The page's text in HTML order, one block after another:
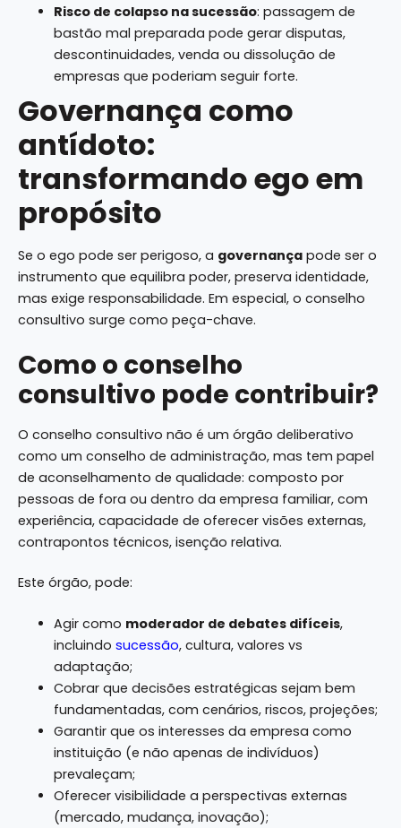
Risco de colapso na sucessão: passagem de
bastão mal preparada pode gerar disputas,
descontinuidades, venda ou dissolução de
empresas que poderiam seguir forte.
Governança como
antídoto:
transformando ego em
propósito
Se o ego pode ser perigoso, a governança pode ser o
instrumento que equilibra poder, preserva identidade,
mas exige responsabilidade. Em especial, o conselho
consultivo surge como peça-chave.
Como o conselho
consultivo pode contribuir?
O conselho consultivo não é um órgão deliberativo
como um conselho de administração, mas tem papel
de aconselhamento de qualidade: composto por
pessoas de fora ou dentro da empresa familiar, com
experiência, capacidade de oferecer visões externas,
contrapontos técnicos, isenção relativa.
Este órgão, pode:
Agir como moderador de debates difíceis,
incluindo sucessão, cultura, valores vs
adaptação;
Cobrar que decisões estratégicas sejam bem
fundamentadas, com cenários, riscos, projeções;
Garantir que os interesses da empresa como
instituição (e não apenas de indivíduos)
prevaleçam;
Oferecer visibilidade a perspectivas externas
(mercado, mudança, inovação);